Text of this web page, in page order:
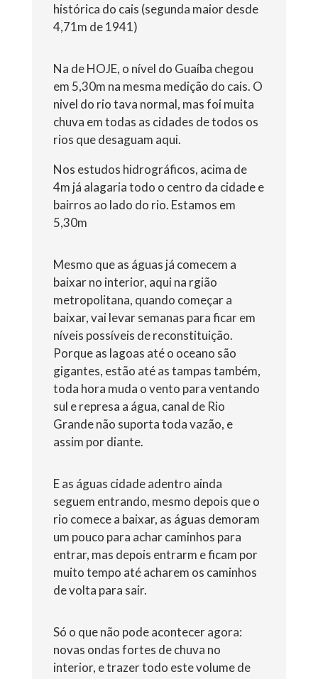
histórica do cais (segunda maior desde
4,71m de 1941)
Na de HOJE, o nível do Guaíba chegou
em 5,30m na mesma medição do cais. O
nivel do rio tava normal, mas foi muita
chuva em todas as cidades de todos os
rios que desaguam aqui.
Nos estudos hidrográficos, acima de
4m já alagaria todo o centro da cidade e
bairros ao lado do rio. Estamos em
5,30m
Mesmo que as águas já comecem a
baixar no interior, aqui na rgião
metropolitana, quando começar a
baixar, vai levar semanas para ficar em
níveis possíveis de reconstituição.
Porque as lagoas até o oceano são
gigantes, estão até as tampas também,
toda hora muda o vento para ventando
sul e represa a água, canal de Rio
Grande não suporta toda vazão, e
assim por diante.
E as águas cidade adentro ainda
seguem entrando, mesmo depois que o
rio comece a baixar, as águas demoram
um pouco para achar caminhos para
entrar, mas depois entrarm e ficam por
muito tempo até acharem os caminhos
de volta para sair.
Só o que não pode acontecer agora:
novas ondas fortes de chuva no
interior, e trazer todo este volume de